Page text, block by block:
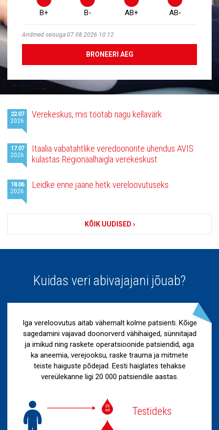
B+ B- AB+ AB-
Andmed seisuga 07.08.2026 10:12
BRONEERI AEG
Viimased
uudised
22.07
2026
Verekeskus, mis töötab nagu kellavärk
17.07
2026
Itaalia vabatahtlike veredoonorite ühendus AVIS
külastas Regionaalhaigla verekeskust
18.06
2026
Leidke enne jaane hetk vereloovutuseks
KÕIK UUDISED ›
Kuidas veri abivajajani jõuab?
Iga vereloovutus aitab vähemalt kolme patsienti. Kõige
sagedamini vajavad doonorverd vähihaiged, sünnitajad
ja imikud ning raskete operatsioonide patsiendid, aga
ka aneemia, verejooksu, raske trauma ja mitmete
teiste haiguste põdejad. Eesti haiglates tehakse
vereülekanne ligi 20 000 patsiendile aastas.
Testideks